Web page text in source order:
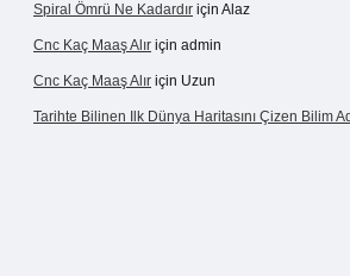
Spiral Ömrü Ne Kadardır için Alaz
Cnc Kaç Maaş Alır için admin
Cnc Kaç Maaş Alır için Uzun
Tarihte Bilinen Ilk Dünya Haritasını Çizen Bilim